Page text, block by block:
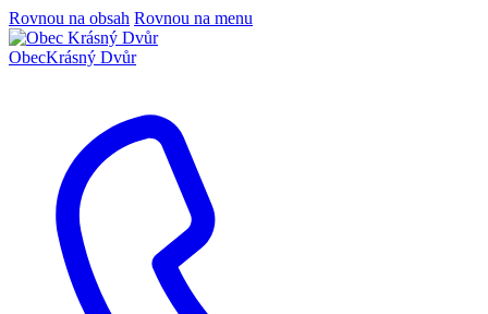
Rovnou na obsah Rovnou na menu
ObecKrásný Dvůr